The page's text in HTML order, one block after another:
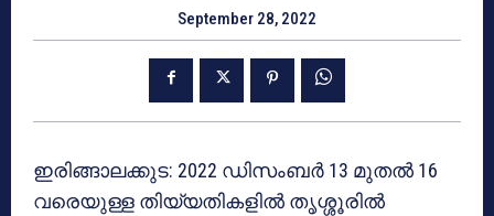
September 28, 2022
ഇരിങ്ങാലക്കുട: 2022 ഡിസംബർ 13 മുതൽ 16
വരെയുള്ള തിയ്യതികളിൽ തൃശ്ശൂരിൽ